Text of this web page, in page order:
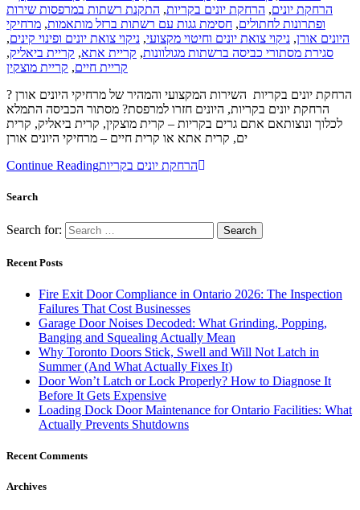
הרחקת יונים, הרחקת יונים בקריות, התקנת רשתות במרפסות שירות
ופתרונות לחתולים, חסימת גגות עם רשתות ברזל מותאמות, מרחיקי
היונים אורן, ניקוי צואת יונים וחיטוי מקצועי, ניקוי צואת יונים ופינוי קינים,
סגירת מסתורי כביסה ברשתות מגולוונות, קריית אתא, קריית ביאליק,
קריית חיים, קריית מוצקין
הרחקת יונים בקריות השירות המקצועי והמהיר של מרחיקי היונים אורן ?
הרחקת יונים בקריות, היונים חזרו למרפסת? מסתור הכביסה התמלא
לכלוך ונוצותאם אתם גרים בקריות – קרית מוצקין, קרית ביאליק, קרית
ים, קרית אתא או קרית חיים – מרחיקי היונים אורן
Continue Readingהרחקת יונים בקריות
Search
Search for:
Recent Posts
Fire Exit Door Compliance in Ontario 2026: The Inspection
Failures That Cost Businesses
Garage Door Noises Decoded: What Grinding, Popping,
Banging and Squealing Actually Mean
Why Toronto Doors Stick, Swell and Will Not Latch in
Summer (And What Actually Fixes It)
Door Won’t Latch or Lock Properly? How to Diagnose It
Before It Gets Expensive
Loading Dock Door Maintenance for Ontario Facilities: What
Actually Prevents Shutdowns
Recent Comments
Archives